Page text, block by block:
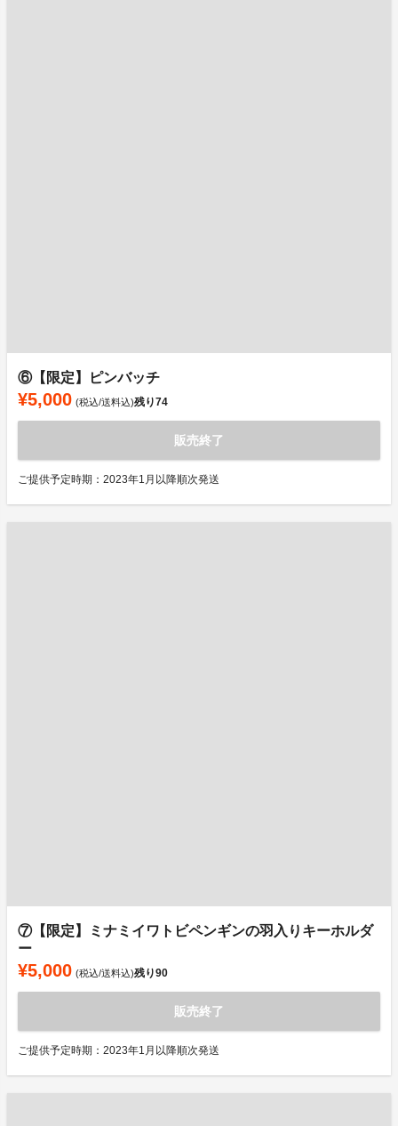
⑥【限定】ピンバッチ
¥5,000 (税込/送料込)残り74
販売終了
ご提供予定時期：2023年1月以降順次発送
⑦【限定】ミナミイワトビペンギンの羽入りキーホルダ
ー
¥5,000 (税込/送料込)残り90
販売終了
ご提供予定時期：2023年1月以降順次発送